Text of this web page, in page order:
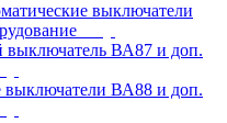
выключатели
выключатель ВА87 и доп.
выключатели ВА88 и доп.